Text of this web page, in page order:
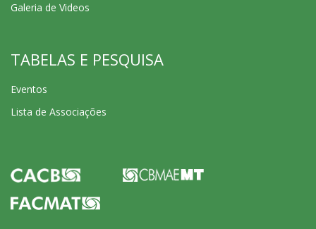
Galeria de Videos
TABELAS E PESQUISA
Eventos
Lista de Associações